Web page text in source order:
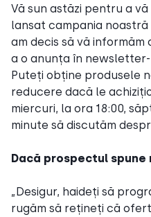
Vă sun astăzi pentru a
lansat campania noastră
am decis să vă
a o anunța în
Puteți obține produsele
reducere dacă le
miercuri, la ora 18:00,
minute să discutăm
Dacă prospectul spune
„Desigur, haideți să
rugăm să rețineți că